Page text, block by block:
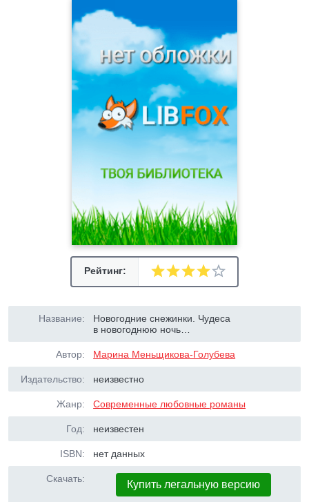
Рейтинг:
Название:
Новогодние снежинки. Чудеса
в новогоднюю ночь…
Автор: Марина Меньщикова-Голубева
Издательство: неизвестно
Жанр: Современные любовные романы
Год: неизвестен
ISBN: нет данных
Скачать: Купить легальную версию